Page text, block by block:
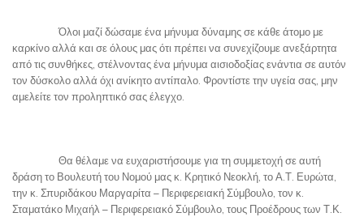
Όλοι μαζί δώσαμε ένα μήνυμα δύναμης σε κάθε άτομο με
καρκίνο αλλά και σε όλους μας ότι πρέπει να συνεχίζουμε ανεξάρτητα
από τις συνθήκες, στέλνοντας ένα μήνυμα αισιοδοξίας ενάντια σε αυτόν
τον δύσκολο αλλά όχι ανίκητο αντίπαλο. Φροντίστε την υγεία σας, μην
αμελείτε τον προληπτικό σας έλεγχο.
Θα θέλαμε να ευχαριστήσουμε για τη συμμετοχή σε αυτή
δράση το Βουλευτή του Νομού μας κ. Κρητικό Νεοκλή, το Α.Τ. Ευρώτα,
την κ. Σπυριδάκου Μαργαρίτα – Περιφερειακή Σύμβουλο, τον κ.
Σταματάκο Μιχαήλ – Περιφερειακό Σύμβουλο, τους Προέδρους των Τ.Κ.